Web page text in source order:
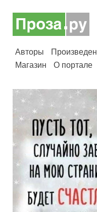
Авторы
Магазин
О портале